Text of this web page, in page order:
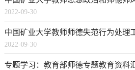
2022-09-30
中国矿业大学教师师德失范行为处理
2022-09-30
专题学习：教育部师德专题教育资料